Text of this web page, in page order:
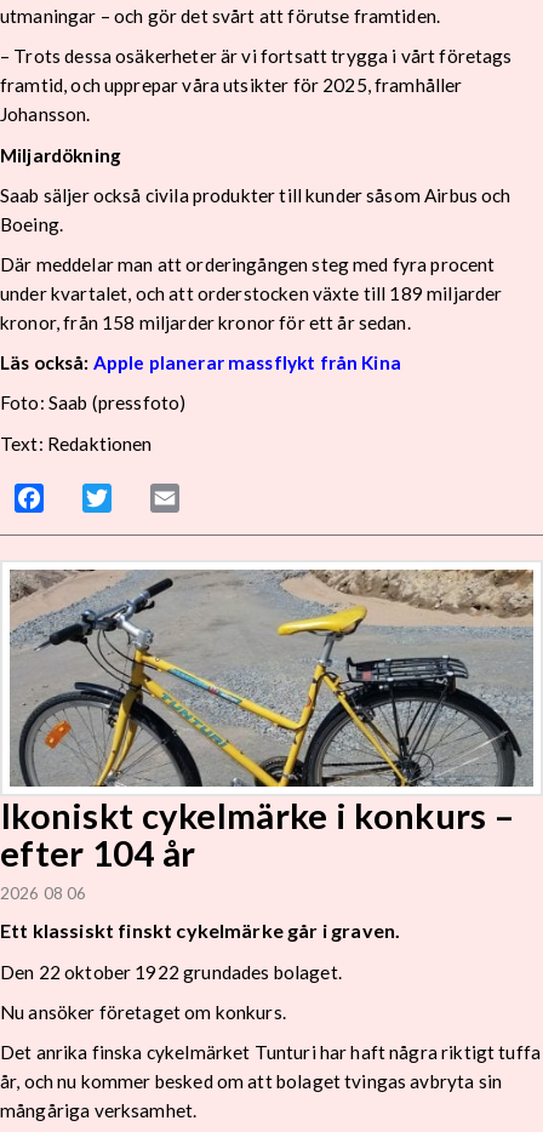
utmaningar – och gör det svårt att förutse framtiden.
– Trots dessa osäkerheter är vi fortsatt trygga i vårt företags
framtid, och upprepar våra utsikter för 2025, framhåller
Johansson.
Miljardökning
Saab säljer också civila produkter till kunder såsom Airbus och
Boeing.
Där meddelar man att orderingången steg med fyra procent
under kvartalet, och att orderstocken växte till 189 miljarder
kronor, från 158 miljarder kronor för ett år sedan.
Läs också: Apple planerar massflykt från Kina
Foto: Saab (pressfoto)
Text: Redaktionen
Facebook Twitter
Ikoniskt cykelmärke i konkurs –
efter 104 år
2026 08 06
Ett klassiskt finskt cykelmärke går i graven.
Den 22 oktober 1922 grundades bolaget.
Nu ansöker företaget om konkurs.
Det anrika finska cykelmärket Tunturi har haft några riktigt tuffa
år, och nu kommer besked om att bolaget tvingas avbryta sin
mångåriga verksamhet.